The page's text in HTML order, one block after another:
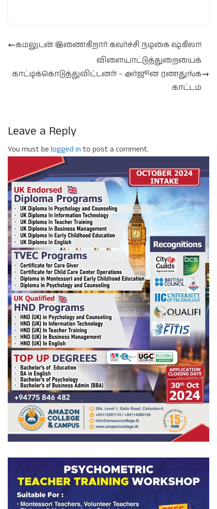
கமலுடன் இணைகிறார் கவர்ச்சி நடிகை ஷகிலா!
விளையாட்டுத்துறையைக்
காட்டிக்கொடுத்துவிட்டனர்! – அர்ஜூன ரணதுங்க
காட்டம்
Leave a Reply
You must be logged in to post a comment.